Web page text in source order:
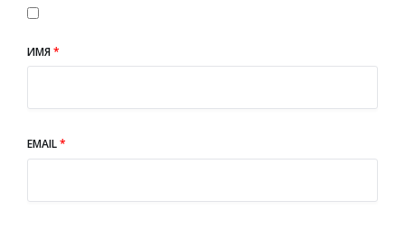
ИМЯ*
EMAIL*